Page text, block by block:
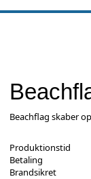
Beachflag skaber
Produktionstid
Betaling
Brandsikret